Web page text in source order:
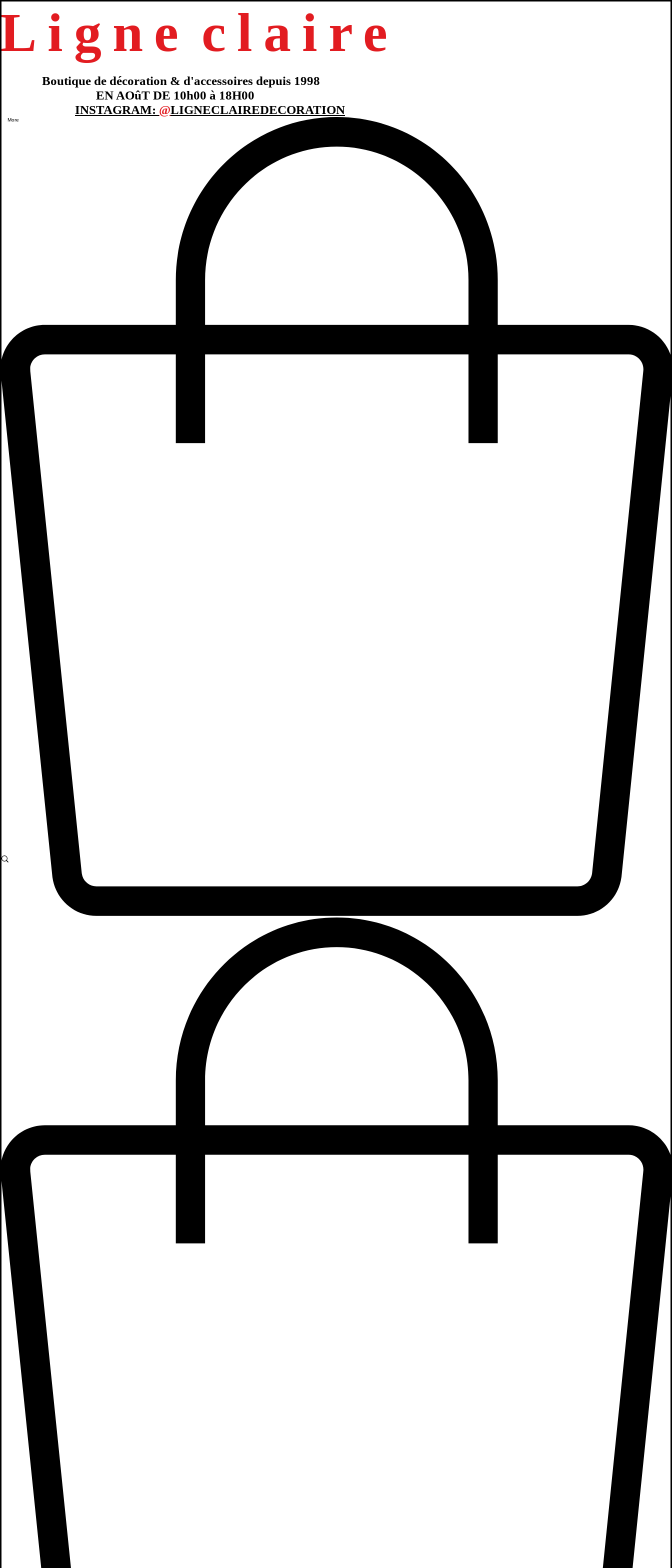
Ligne claire
Boutique de décoration & d'accessoires depuis 1998
EN AOûT DE 10h00 à 18H00
INSTAGRAM: @LIGNECLAIREDECORATION
More